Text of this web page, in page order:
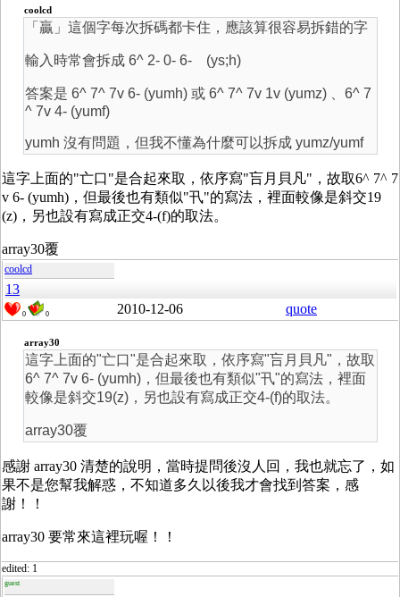
coolcd
「贏」這個字每次拆碼都卡住，應該算很容易拆錯的字
輸入時常會拆成 6^ 2- 0- 6- (ys;h)
答案是 6^ 7^ 7v 6- (yumh) 或 6^ 7^ 7v 1v (yumz) 、6^ 7
^ 7v 4- (yumf)
yumh 沒有問題，但我不懂為什麼可以拆成 yumz/yumf
這字上面的"亡口"是合起來取，依序寫"吂月貝凡"，故取6^ 7^ 7
v 6- (yumh)，但最後也有類似"卂"的寫法，裡面較像是斜交19
(z)，另也設有寫成正交4-(f)的取法。
array30覆
coolcd
13
0 0 2010-12-06 quote
array30
這字上面的"亡口"是合起來取，依序寫"吂月貝凡"，故取
6^ 7^ 7v 6- (yumh)，但最後也有類似"卂"的寫法，裡面
較像是斜交19(z)，另也設有寫成正交4-(f)的取法。
array30覆
感謝 array30 清楚的說明，當時提問後沒人回，我也就忘了，如
果不是您幫我解惑，不知道多久以後我才會找到答案，感
謝！！
array30 要常來這裡玩喔！！
edited: 1
guest